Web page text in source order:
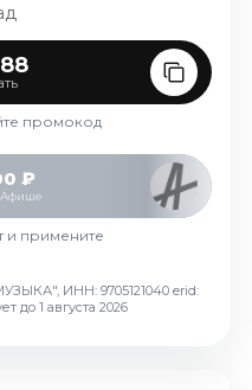
промокод
₽
Афише
и примените
ИНН: 9705121040 erid:
до 1 августа 2026